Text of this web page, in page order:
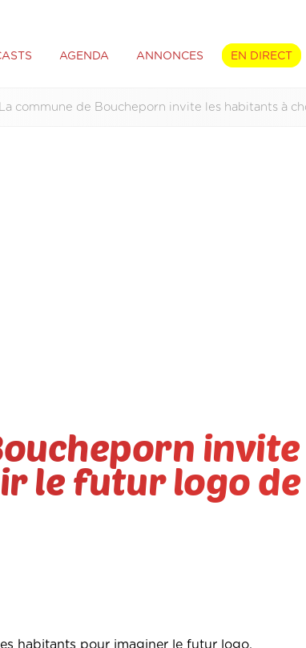
AGENDA ANNONCES EN DIRECT
La commune de Boucheporn invite les habitants à
invite
le futur logo
habitants pour imaginer le futur logo.